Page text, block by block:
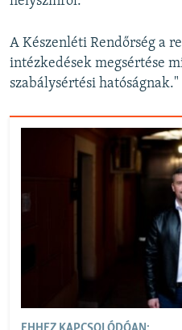
A Készenléti Rendőrség a
intézkedések megsértése
szabálysértési hatóságnak."